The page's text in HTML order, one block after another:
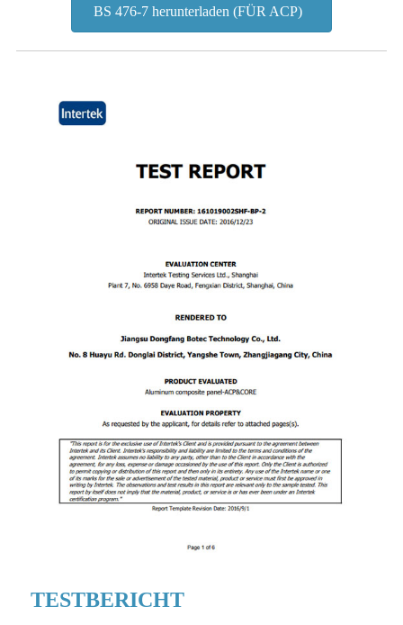
BS 476-7 herunterladen (FÜR ACP)
TESTBERICHT